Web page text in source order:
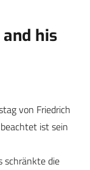
his
von Friedrich
ist sein
schränkte die